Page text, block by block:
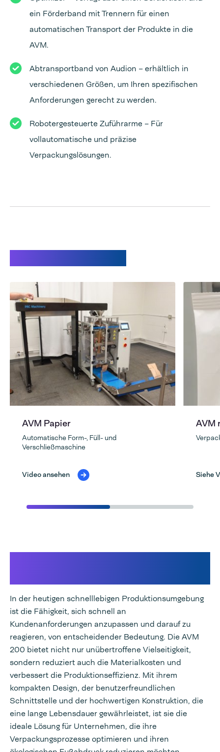
ein Förderband mit Trennern für einen
automatischen Transport der Produkte in die
AVM.
Abtransportband von Audion – erhältlich in
verschiedenen Größen, um Ihren spezifischen
Anforderungen gerecht zu werden.
Robotergesteuerte Zuführarme – Für
vollautomatische und präzise
Verpackungslösungen.
AVM Papier
Automatische Form-, Füll- und
Verschließmaschine
Video ansehen
AVM
Siehe
In der heutigen schnelllebigen Produktionsumgebung
ist die Fähigkeit, sich schnell an
Kundenanforderungen anzupassen und darauf zu
reagieren, von entscheidender Bedeutung. Die AVM
200 bietet nicht nur unübertroffene Vielseitigkeit,
sondern reduziert auch die Materialkosten und
verbessert die Produktionseffizienz. Mit ihrem
kompakten Design, der benutzerfreundlichen
Schnittstelle und der hochwertigen Konstruktion, die
eine lange Lebensdauer gewährleistet, ist sie die
ideale Lösung für Unternehmen, die ihre
Verpackungsprozesse optimieren und ihren